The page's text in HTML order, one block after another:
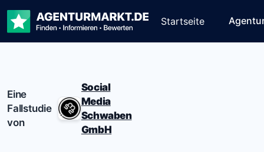
Startseite
Eine
Fallstudie
von
Social
Media
Schwaben
GmbH